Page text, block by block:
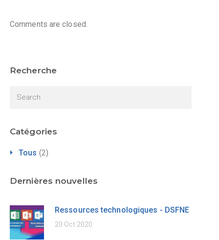
Comments are closed.
Recherche
Catégories
Tous (2)
Dernières nouvelles
Ressources technologiques - DSFNE
20 Oct 2020